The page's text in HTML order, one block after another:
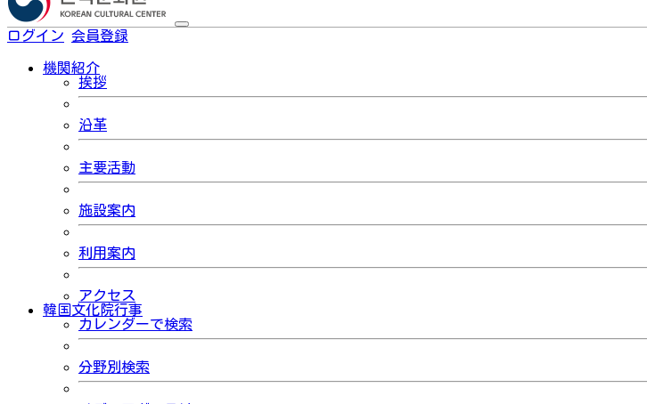
ログイン 会員登録
機関紹介
挨拶
沿革
主要活動
施設案内
利用案内
アクセス
韓国文化院行事
カレンダーで検索
分野別検索